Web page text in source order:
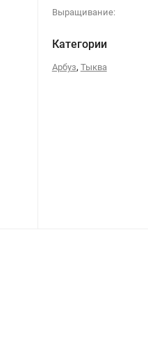
Выращивание:
Категории
Арбуз, Тыква